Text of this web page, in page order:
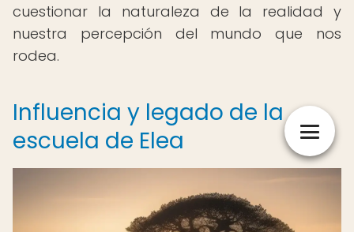
cuestionar la naturaleza de la realidad y
nuestra percepción del mundo que nos
rodea.
Influencia y legado de la
escuela de Elea